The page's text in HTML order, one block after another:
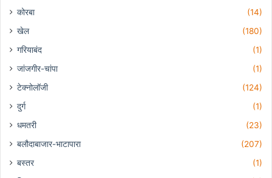
कोरबा
(14)
खेल
(180)
गरियाबंद
(1)
जांजगीर-चांपा
(1)
टेक्नोलॉजी
(124)
दुर्ग
(1)
धमतरी
(23)
बलौदाबाजार-भाटापारा
(207)
बस्तर
(1)